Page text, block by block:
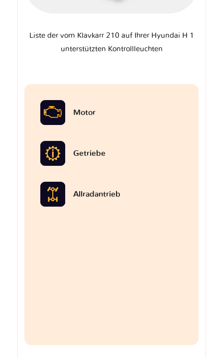
Liste der vom Klavkarr 210 auf Ihrer Hyundai H 1
unterstützten Kontrollleuchten
Motor
Getriebe
Allradantrieb